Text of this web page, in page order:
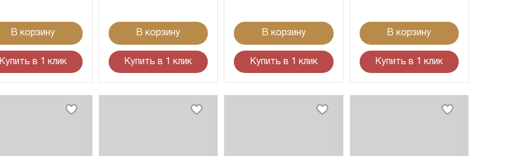
В корзину
Купить в 1 клик
В корзину
Купить в 1 клик
В корзину
Купить в 1 клик
В корзину
Купить в 1 клик